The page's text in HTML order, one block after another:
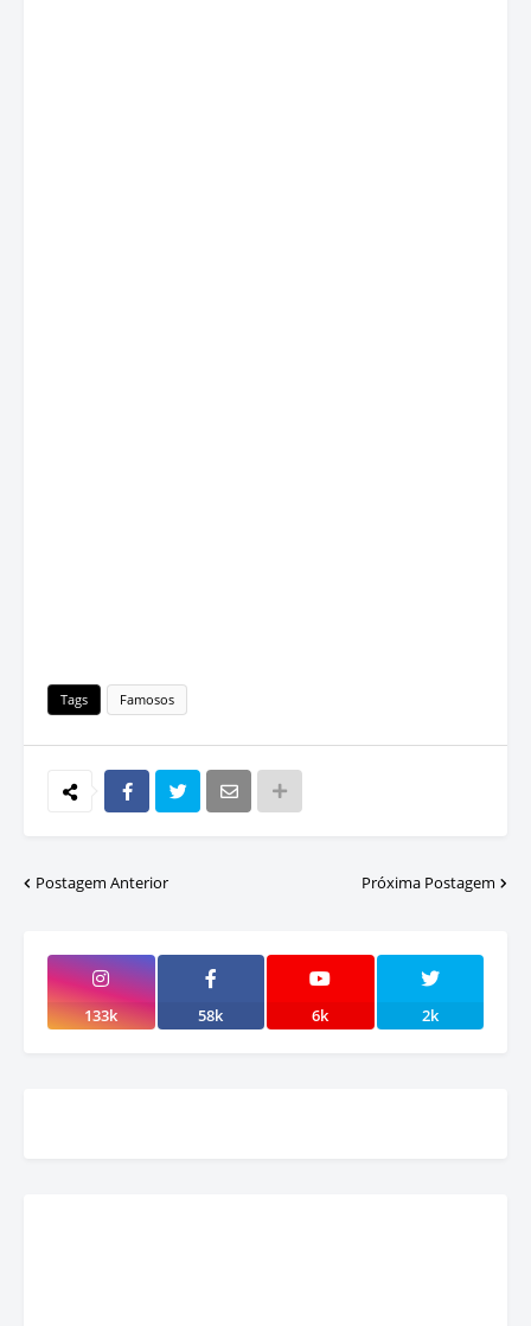
Tags Famosos
Postagem Anterior Próxima Postagem
133k 58k 6k 2k